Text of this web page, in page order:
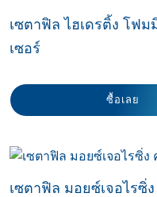
ผิวแห้งกร้าน
ผิวมีอาการผื่นภูมิแพ้
แห้งเป็นขุย
ป็นขุย
สีผิวไม่สม่ำเสมอ มีจุดด่างดำ
รักษาสิวผดให้หายขาดอย่าง
ขุย ด้วยมอยซ์เจอไรเซอร์ที่
ใช่
Atopic Dermatitis
ฟื้นฟูปัญหาผิวแห้ง แดง หน้า
งผิวอื่น ๆ
เซตาฟิล ไฮเดรติ้ง โฟ
เซอร์
ซื้อเลย
เซตาฟิล มอยซ์เจอไรซิ่